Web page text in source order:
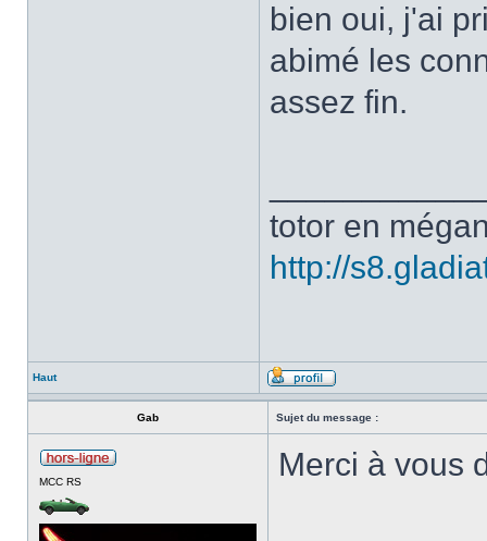
bien oui, j'ai
abimé les
assez fin.
totor en
http://
Haut
Gab Sujet du message :
MCC RS Merci à vous